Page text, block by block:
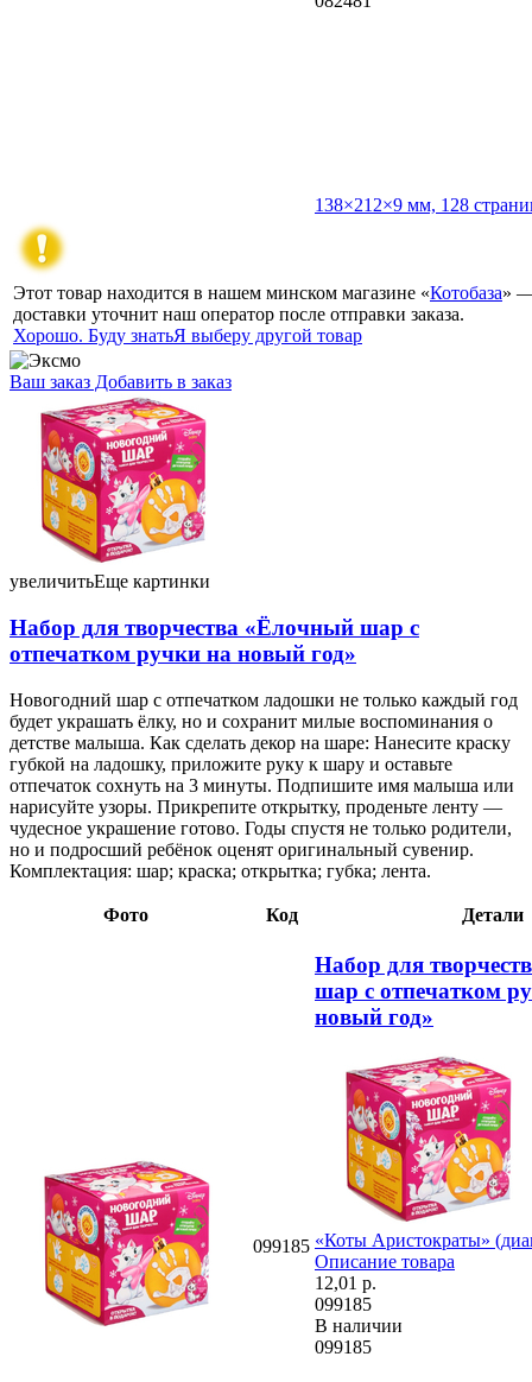
138×212×9 мм, 128
Этот товар находится в нашем минском магазине «Котобаза» —
доставки уточнит наш оператор после отправки заказа.
Хорошо. Буду знатьЯ выберу другой товар
Ваш заказ Добавить в заказ
Набор для творчества «Ёлочный шар с отпечатком ручки на
новый год» «Коты Аристократы» (диаметр шара 10 см) 12,01
099185
увеличитьЕще картинки
Набор для творчества «Ёлочный шар с
отпечатком ручки на новый год»
Новогодний шар с отпечатком ладошки не только каждый год
будет украшать ёлку, но и сохранит милые воспоминания о
детстве малыша. Как сделать декор на шаре: Нанесите краску
губкой на ладошку, приложите руку к шару и оставьте
отпечаток сохнуть на 3 минуты. Подпишите имя малыша или
нарисуйте узоры. Прикрепите открытку, проденьте ленту —
чудесное украшение готово. Годы спустя не только родители,
но и подросший ребёнок оценят оригинальный сувенир.
Комплектация: шар; краска; открытка; губка; лента.
Фото Код Детали
099185
Набор для
шар с отпечатком
новый год»
«Коты Аристократы»
Описание товара
12,01 р.
099185
В наличии
099185